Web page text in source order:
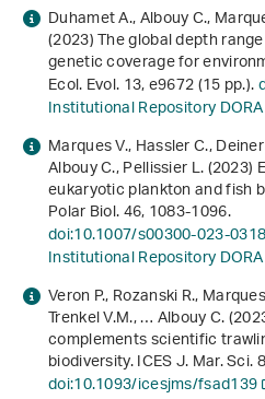
Duhamet A., Albouy C.,
(2023) The global depth
genetic coverage for
Ecol. Evol.13, e9672 (15 pp.).
Institutional Repository DORA
Marques V., Hassler C.,
Albouy C., Pellissier L.
eukaryotic plankton and fish
Polar Biol.46, 1083-1096.
doi:10.1007/s00300-023-
Institutional Repository DORA
Veron P., Rozanski R.,
Trenkel V.M., … Albouy C.
complements scientific
biodiversity. ICES J. Mar. Sci.
doi:10.1093/icesjms/fsad139